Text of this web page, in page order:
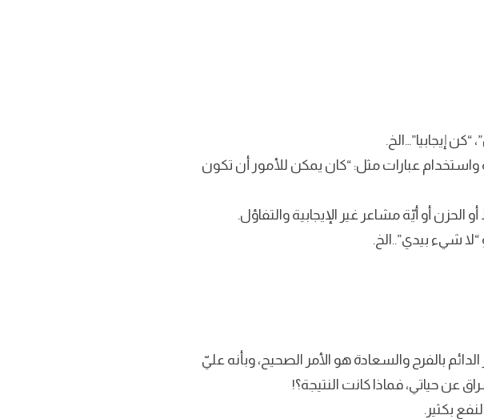
إيجابيا”…الخ.
عبارات مثل: “كان يمكن للأمور أن تكون
أو أيّة مشاعر غير الإيجابية والتفاؤل.
شيء بيدي”..الخ.
بالفرح والسعادة هو الأمر الصحيح، وبأنه عليّ
عن حياتي، فماذا كانت النتيجة؟!
بكثير.